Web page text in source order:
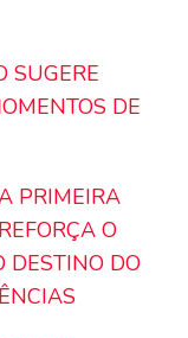
SUGERE
DE
PRIMEIRA
O
DESTINO DO